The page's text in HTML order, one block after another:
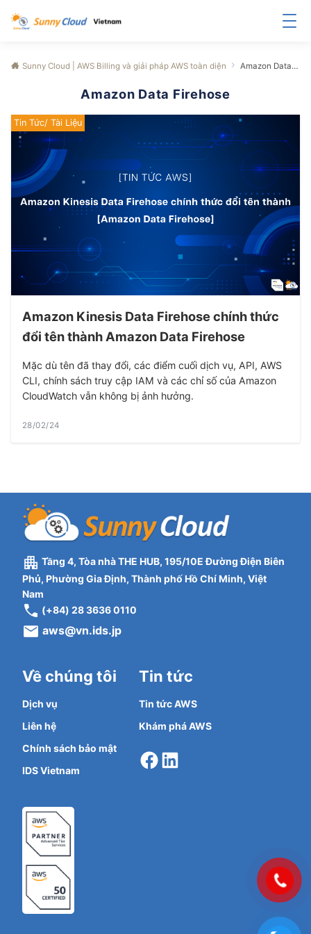
Sunny Cloud | AWS Billing và giải pháp AWS toàn diện Amazon Data Firehose
Amazon Data Firehose
Tin Tức/ Tài Liệu
Amazon Kinesis Data Firehose chính thức
đổi tên thành Amazon Data Firehose
Mặc dù tên đã thay đổi, các điểm cuối dịch vụ, API, AWS
CLI, chính sách truy cập IAM và các chỉ số của Amazon
CloudWatch vẫn không bị ảnh hưởng.
28/02/24
Tầng 4, Tòa nhà THE HUB, 195/10E Đường Điện Biên
Phủ, Phường Gia Định, Thành phố Hồ Chí Minh, Việt
Nam
(+84) 28 3636 0110
aws@vn.ids.jp
Về chúng tôi
Dịch vụ
Liên hệ
Chính sách bảo mật
IDS Vietnam
Tin tức
Tin tức AWS
Khám phá AWS
Facebook